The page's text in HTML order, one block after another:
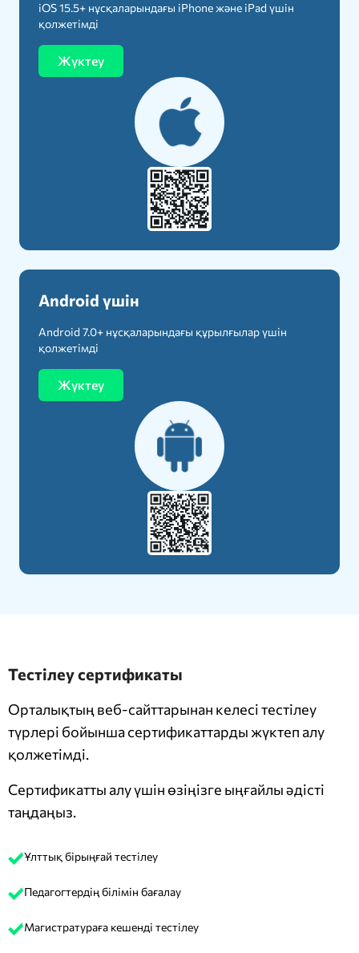
iOS 15.5+ нұсқаларындағы iPhone және iPad үшін
қолжетімді
Жүктеу
Android үшін
Android 7.0+ нұсқаларындағы құрылғылар үшін
қолжетімді
Жүктеу
Тестілеу сертификаты
Орталықтың веб-сайттарынан келесі тестілеу
түрлері бойынша сертификаттарды жүктеп алу
қолжетімді.
Сертификатты алу үшін өзіңізге ыңғайлы әдісті
таңдаңыз.
Ұлттық бірыңғай тестілеу
Педагогтердің білімін бағалау
Магистратураға кешенді тестілеу